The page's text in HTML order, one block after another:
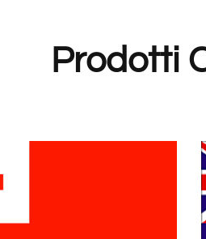
Prodotti